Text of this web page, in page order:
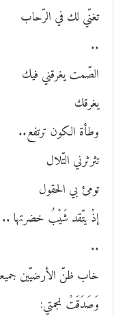
لك في الرّحاب
يغرقني فيك
الكون ترتفع..
التّلال
بي الحقول
يتّقد شَيْبُ خضرتها ..
ظنّ الأرضيّين جميعا
نجمتي: